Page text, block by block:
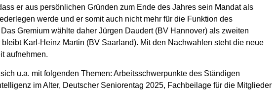
er aus persönlichen Gründen zum Ende des Jahres sein Mandat als
werde und er somit auch nicht mehr für die Funktion des
Gremium wählte daher Jürgen Daudert (BV Hannover) als zweiten
Karl-Heinz Martin (BV Saarland). Mit den Nachwahlen steht die neue
aufnehmen.
u.a. mit folgenden Themen: Arbeitsschwerpunkte des Ständigen
im Alter, Deutscher Seniorentag 2025, Fachbeilage für die Mitglieder